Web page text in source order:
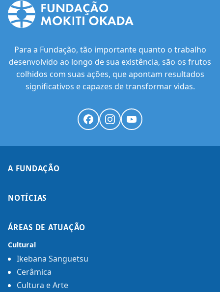
Para a Fundação, tão importante quanto o trabalho
desenvolvido ao longo de sua existência, são os frutos
colhidos com suas ações, que apontam resultados
significativos e capazes de transformar vidas.
A FUNDAÇÃO
NOTÍCIAS
ÁREAS DE ATUAÇÃO
Cultural
Ikebana Sanguetsu
Cerâmica
Cultura e Arte